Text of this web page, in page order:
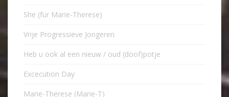
She (für Marie-Therese)
Vrije Progressieve Jongeren
Heb u ook al een nieuw / oud (doof)potje
Excecution Day
Marie-Therese (Marie-T)